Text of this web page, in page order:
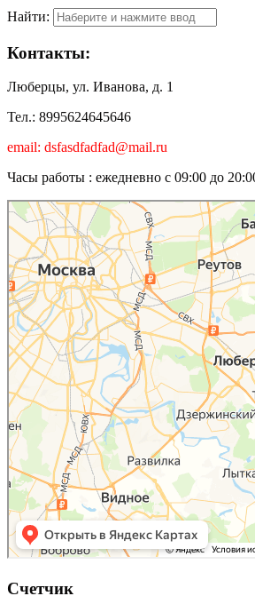
Найти:
Контакты:
Люберцы, ул. Иванова, д. 1
Тел.: 8995624645646
email: dsfasdfadfad@mail.ru
Часы работы : ежедневно с 09:00 до
Люберцы
Карта Люберец с улицами и номерами домов онлайн
Счетчик